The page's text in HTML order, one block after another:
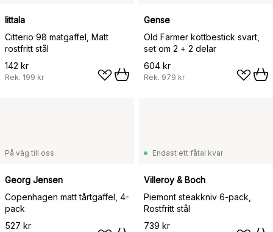
Iittala
Citterio 98 matgaffel, Matt
rostfritt stål
142 kr
Rek. 199 kr
Gense
Old Farmer köttbestick svart,
set om 2 + 2 delar
604 kr
Rek. 979 kr
På väg till oss
Georg Jensen
Copenhagen matt tårtgaffel, 4-
pack
527 kr
Endast ett fåtal kvar
Villeroy & Boch
Piemont steakkniv 6-pack,
Rostfritt stål
739 kr